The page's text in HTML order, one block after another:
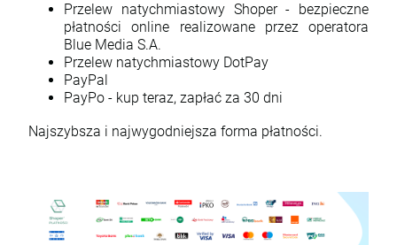
Przelew natychmiastowy Shoper - bezpieczne
płatności online realizowane przez operatora
Blue Media S.A.
Przelew natychmiastowy DotPay
PayPal
PayPo - kup teraz, zapłać za 30 dni
Najszybsza i najwygodniejsza forma płatności.